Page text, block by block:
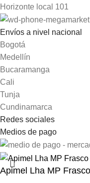
Horizonte local 101
Envíos a nivel nacional
Bogotá
Medellín
Bucaramanga
Cali
Tunja
Cundinamarca
Redes sociales
Medios de pago
Apimel Lha MP